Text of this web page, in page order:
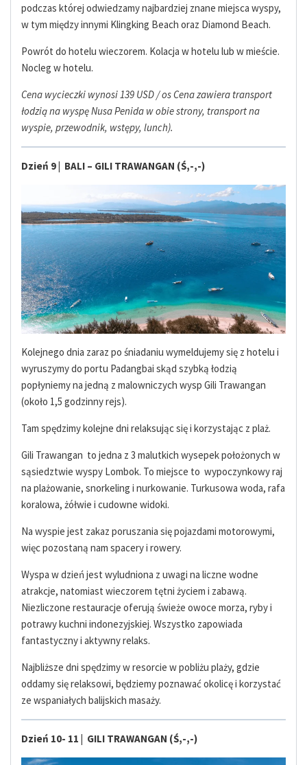
podczas której odwiedzamy najbardziej znane miejsca wyspy,
w tym między innymi Klingking Beach oraz Diamond Beach.
Powrót do hotelu wieczorem. Kolacja w hotelu lub w mieście.
Nocleg w hotelu.
Cena wycieczki wynosi 139 USD / os Cena zawiera transport
łodzią na wyspę Nusa Penida w obie strony, transport na
wyspie, przewodnik, wstępy, lunch).
Dzień 9 | BALI – GILI TRAWANGAN (Ś,-,-)
Kolejnego dnia zaraz po śniadaniu wymeldujemy się z hotelu i
wyruszymy do portu Padangbai skąd szybką łodzią
popłyniemy na jedną z malowniczych wysp Gili Trawangan
(około 1,5 godzinny rejs).
Tam spędzimy kolejne dni relaksując się i korzystając z plaż.
Gili Trawangan to jedna z 3 malutkich wysepekpołożonych w
sąsiedztwie wyspy Lombok. To miejsce to wypoczynkowy raj
na plażowanie, snorkeling i nurkowanie. Turkusowa woda, rafa
koralowa, żółwie i cudowne widoki.
Na wyspie jest zakaz poruszania się pojazdami motorowymi,
więc pozostaną nam spacery i rowery.
Wyspa w dzień jest wyludniona z uwagi na liczne wodne
atrakcje, natomiast wieczorem tętni życiem i zabawą.
Niezliczone restauracje oferują świeże owoce morza, ryby i
potrawy kuchni indonezyjskiej. Wszystko zapowiada
fantastyczny i aktywny relaks.
Najbliższe dni spędzimy w resorcie w pobliżu plaży, gdzie
oddamy się relaksowi, będziemy poznawać okolicę i korzystać
ze wspaniałych balijskich masaży.
Dzień 10- 11 | GILI TRAWANGAN (Ś,-,-)